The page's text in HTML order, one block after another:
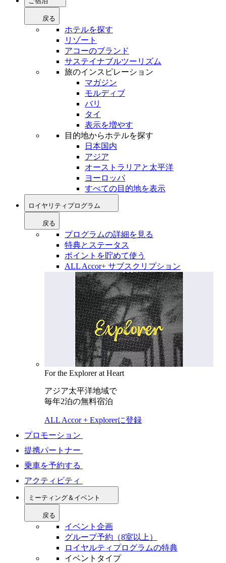
戻る
ホテルを探す
リゾート
アコーのブランド
サステイナブルツーリズム
旅のインスピレーション
マガジン
モルディブ
バリ
タイ
表示を増やす
目的地からホテルを探す
日本国内
アジア
オーストラリアと太平洋
ヨーロッパ
すべての目的地を表示
ロイヤリティプログラム
戻る
プログラムの詳細を見る
特典とステータス
ポイントを貯めて使う
ALL Accor+ サブスクリプション
For the Explorer at Heart
アジア太平洋地域で
毎年2泊の無料宿泊
ALL Accor + Explorerに登録
プロモーション
提携パートナー
乗車を予約する
アクティビティ
ミーティング＆イベント
戻る
イベント企画
グループ予約（8室以上）
ロイヤルティプログラムの特典
イベントタイプ